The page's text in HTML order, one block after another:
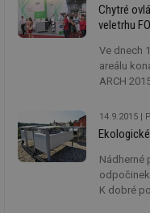
Chytré
veletrhu
Ve dnech
areálu
ARCH
společnost
14.9.2015
Nádherné
K dobré